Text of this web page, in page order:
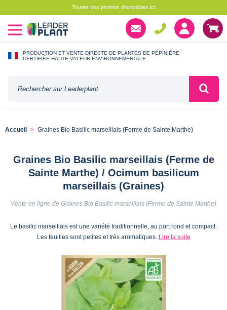
Toutes nos promos disponibles ici
PRODUCTION ET VENTE DIRECTE DE PLANTES DE PÉPINIÈRE
CERTIFIÉE HAUTE VALEUR ENVIRONNEMENTALE
Accueil Graines Bio Basilic marseillais (Ferme de Sainte Marthe)
Graines Bio Basilic marseillais (Ferme de
Sainte Marthe) / Ocimum basilicum
marseillais (Graines)
Vente en ligne de Graines Bio Basilic marseillais (Ferme de Sainte Marthe)
Le basilic marseillais est une variété traditionnelle, au port rond et compact.
Les feuilles sont petites et très aromatiques. Lire la suite